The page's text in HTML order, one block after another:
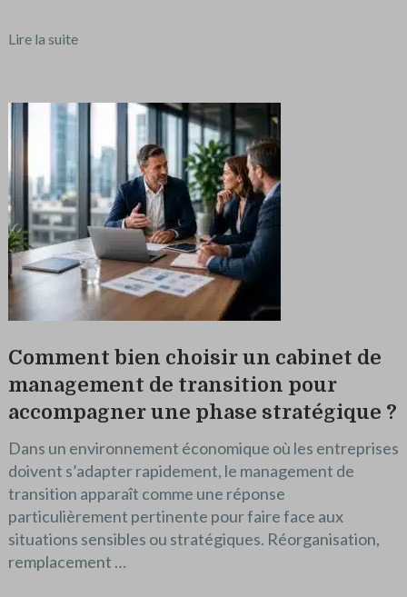
Lire la suite
Comment bien choisir un cabinet de
management de transition pour
accompagner une phase stratégique ?
Dans un environnement économique où les entreprises
doivent s’adapter rapidement, le management de
transition apparaît comme une réponse
particulièrement pertinente pour faire face aux
situations sensibles ou stratégiques. Réorganisation,
remplacement …